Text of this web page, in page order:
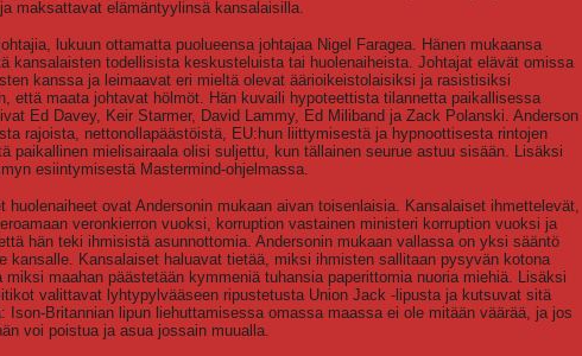
maksattavat elämäntyylinsä kansalaisilla.
lukuun ottamatta puolueensa johtajaa Nigel Faragea. Hänen mukaansa
kansalaisten todellisista keskusteluista tai huolenaiheista. Johtajat elävät omissa
kanssa ja leimaavat eri mieltä olevat äärioikeistolaisiksi ja rasistisiksi
että maata johtavat hölmöt. Hän kuvaili hypoteettista tilannetta paikallisessa
Ed Davey, Keir Starmer, David Lammy, Ed Miliband ja Zack Polanski. Anderson
rajoista, nettonollapäästöistä, EU:hun liittymisestä ja hypnoottisesta rintojen
paikallinen mielisairaala olisi suljettu, kun tällainen seurue astuu sisään. Lisäksi
esiintymisestä Mastermind-ohjelmassa.
ovat Andersonin mukaan aivan toisenlaisia. Kansalaiset ihmettelevät,
veronkierron vuoksi, korruption vastainen ministeri korruption vuoksi ja
hän teki ihmisistä asunnottomia. Andersonin mukaan vallassa on yksi sääntö
kansalle. Kansalaiset haluavat tietää, miksi ihmisten sallitaan pysyvän kotona
maahan päästetään kymmeniä tuhansia paperittomia nuoria miehiä. Lisäksi
valittavat lyhtypylvääseen ripustetusta Union Jack -lipusta ja kutsuvat sitä
Ison-Britannian lipun liehuttamisessa omassa maassa ei ole mitään väärää, ja jos
voi poistua ja asua jossain muualla.